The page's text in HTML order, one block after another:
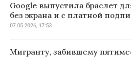
Google выпустила браслет
без экрана и с платной
07.05.2026, 17:53
Мигранту, забившему